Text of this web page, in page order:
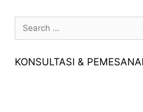
Search
for:
KONSULTASI &